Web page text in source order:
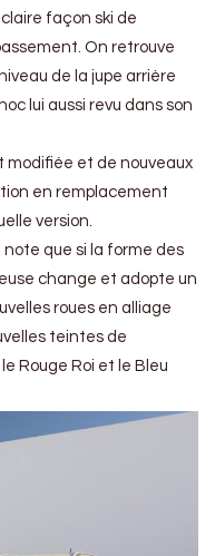
façon ski de
On retrouve
de la jupe arrière
lui aussi revu dans son
modifiée et de nouveaux
en remplacement
version.
note que si la forme des
change et adopte un
roues en alliage
teintes de
Rouge Roi et le Bleu